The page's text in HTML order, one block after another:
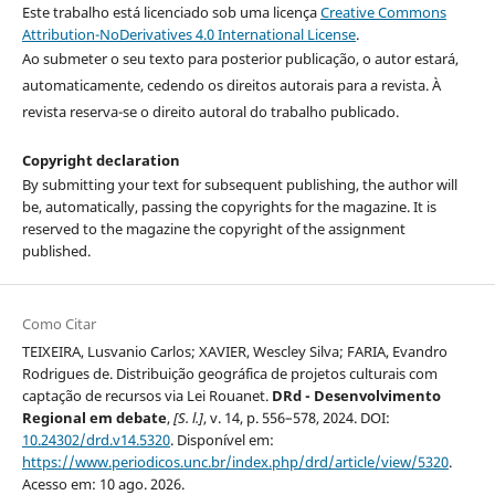
Este trabalho está licenciado sob uma licençaCreative Commons
Attribution-NoDerivatives 4.0 International License.
Ao submeter o seu texto para posterior publicação, o autor estará,
automaticamente, cedendo os direitos autorais para a revista. À
revista reserva-se o direito autoral do trabalho publicado.
Copyright declaration
By submitting your text for subsequent publishing, the author will
be, automatically, passing the copyrights for the magazine. It is
reserved to the magazine the copyright of the assignment
published.
Como Citar
TEIXEIRA, Lusvanio Carlos; XAVIER, Wescley Silva; FARIA, Evandro
Rodrigues de. Distribuição geográfica de projetos culturais com
captação de recursos via Lei Rouanet. DRd - Desenvolvimento
Regional em debate,[S. l.], v. 14, p. 556–578, 2024. DOI:
10.24302/drd.v14.5320. Disponível em:
https://www.periodicos.unc.br/index.php/drd/article/view/5320.
Acesso em: 10 ago. 2026.